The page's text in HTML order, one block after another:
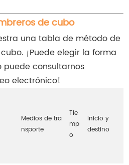
de cubo
una tabla de método de
¡Puede elegir la forma
consultarnos
electrónico!
Medios de tra
nsporte
Tie
mp
o
Inicio y
destino